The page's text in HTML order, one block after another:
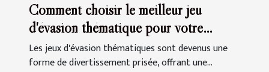
Comment choisir le meilleur jeu
d'évasion thématique pour votre
prochaine sortie
Les jeux d'évasion thématiques sont devenus une
forme de divertissement prisée, offrant une...